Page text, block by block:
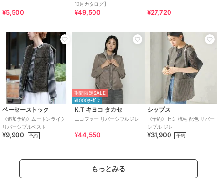
¥5,500
10月カタログ】
¥49,500 ¥27,720
ベーセーストック
《追加予約》ムートンライク
リバーシブルベスト
¥9,900 予約
期間限定SALE
¥1000ｸｰﾎﾟﾝ
K.T キヨコ タカセ
エコファー リバーシブルジレ
¥44,550
シップス
《予約》セミ 梳毛 配色 リバー
シブル ジレ
¥31,900 予約
もっとみる